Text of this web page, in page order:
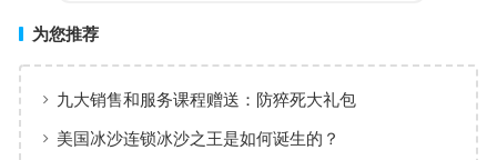
为您推荐
九大销售和服务课程赠送：防猝死大礼包
美国冰沙连锁冰沙之王是如何诞生的？